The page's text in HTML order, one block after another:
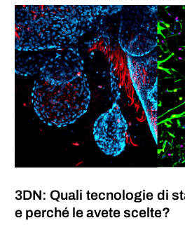
3DN: Quali tecnologie di
e perché le avete scelte?